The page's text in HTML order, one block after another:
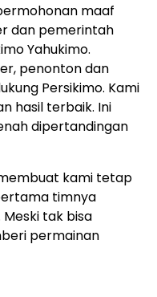
maaf
dan pemerintah
Yahukimo.
penonton dan
Persikimo. Kami
hasil terbaik. Ini
dipertandingan
kami tetap
timnya
tak bisa
permainan